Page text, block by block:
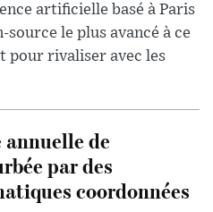
artificielle basé à Paris
source le plus avancé à ce
pour rivaliser avec les
annuelle de
par des
coordonnées